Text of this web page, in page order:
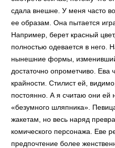
сдала внешне. У меня часто
ее образам. Она пытается
Например, берет красный
полностью одевается в него.
нынешние формы,
достаточно опрометчиво. Ева
крайности. Стилист ей,
постоянно. А я считаю они ей
«безумного шляпника».
жакетам, но весь наряд
комического персонажа. Еве
предпочтение более